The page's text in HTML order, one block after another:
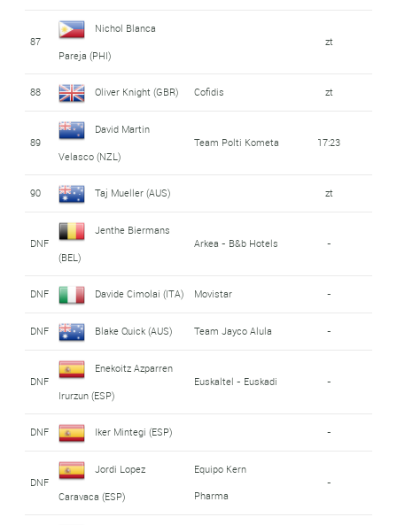
87
Nichol Blanca
Pareja (PHI)
zt
88 Oliver Knight (GBR) Cofidis zt
89
David Martin
Velasco (NZL)
Team Polti Kometa 17:23
90 Taj Mueller (AUS) zt
DNF
Jenthe Biermans
(BEL)
Arkea - B&b Hotels -
DNF Davide Cimolai (ITA) Movistar -
DNF Blake Quick (AUS) Team Jayco Alula -
DNF
Enekoitz Azparren
Irurzun (ESP)
Euskaltel - Euskadi -
DNF Iker Mintegi (ESP) -
DNF
Jordi Lopez
Caravaca (ESP)
Equipo Kern
Pharma
-